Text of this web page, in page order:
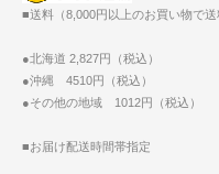
■送料（8,000円以上のお買い物で送
●北海道 2,827円（税込）
●沖縄 4510円（税込）
●その他の地域 1012円（税込）
■お届け配送時間帯指定